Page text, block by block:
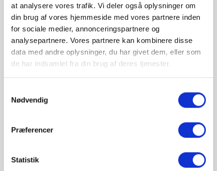
at analysere vores trafik. Vi deler også oplysninger om
din brug af vores hjemmeside med vores partnere inden
for sociale medier, annonceringspartnere og
analysepartnere. Vores partnere kan kombinere disse
data med andre oplysninger, du har givet dem, eller som
de har indsamlet fra din brug af deres tjenester.
Nødvendig
Præferencer
Statistik
På lager
35 vakuumposer til OBH Nordica Food Sealer,
ANTAL :